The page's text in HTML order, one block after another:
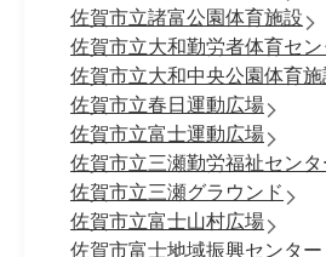
佐賀市立諸富公園体育施設
佐賀市立大和勤労者体育セン
佐賀市立大和中央公園体育施
佐賀市立春日運動広場
佐賀市立富士運動広場
佐賀市立三瀬勤労福祉センタ
佐賀市立三瀬グラウンド
佐賀市立富士山村広場
佐賀市富士地域振興センタ